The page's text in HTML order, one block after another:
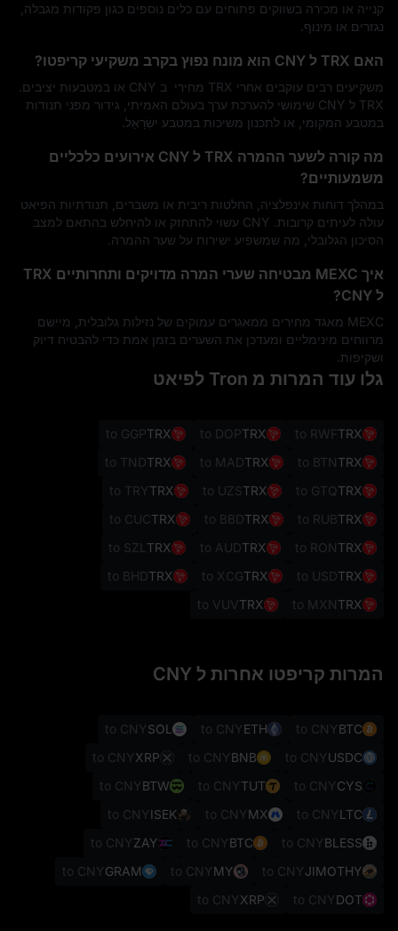
קנייה או מכירה בשווקים פתוחים עם כלים נוספים כגון פקודות מגבלה,
נגזרים או מינוף.
האם TRX ל CNY הוא מונח נפוץ בקרב משקיעי קריפטו?
משקיעים רבים עוקבים אחרי TRX מחירי ‎ ב CNY או במטבעות יציבים.
TRX ל CNY שימושי להערכת ערך בעולם האמיתי, גידור מפני תנודות
במטבע המקומי, או לתכנון משיכות במטבע יִשְׂרָאֵל.
מה קורה לשער ההמרה TRX ל CNY אירועים כלכליים
משמעותיים?
במהלך דוחות אינפלציה, החלטות ריבית או משברים, תנודתיות הפיאט
עולה לעיתים קרובות. CNY עשוי להתחזק או להיחלש בהתאם למצב
הסיכון הגלובלי, מה שמשפיע ישירות על שער ההמרה.
איך MEXC מבטיחה שערי המרה מדויקים ותחרותיים TRX
ל CNY?
MEXC מאגד מחירים ממאגרים עמוקים של נזילות גלובלית, מיישם
מרווחים מינימליים ומעדכן את השערים בזמן אמת כדי להבטיח דיוק
ושקיפות.
גלו עוד המרות מ Tron לפיאט
TRX
to RWF
TRX
to DOP
TRX
to GGP
TRX
to BTN
TRX
to MAD
TRX
to TND
TRX
to GTQ
TRX
to UZS
TRX
to TRY
TRX
to RUB
TRX
to BBD
TRX
to CUC
TRX
to RON
TRX
to AUD
TRX
to SZL
TRX
to USD
TRX
to XCG
TRX
to BHD
TRX
to MXN
TRX
to VUV
המרות קריפטו אחרות ל CNY
BTC
to CNY
ETH
to CNY
SOL
to CNY
USDC
to CNY
BNB
to CNY
XRP
to CNY
CYS
to CNY
TUT
to CNY
BTW
to CNY
LTC
to CNY
MX
to CNY
ISEK
to CNY
BLESS
to CNY
BTC
to CNY
ZAY
to CNY
JIMOTHY
to CNY
MY
to CNY
GRAM
to CNY
DOT
to CNY
XRP
to CNY